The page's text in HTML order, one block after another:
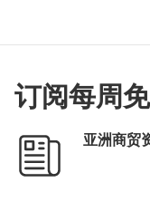
李家超
林定
订阅每周
亚洲商贸